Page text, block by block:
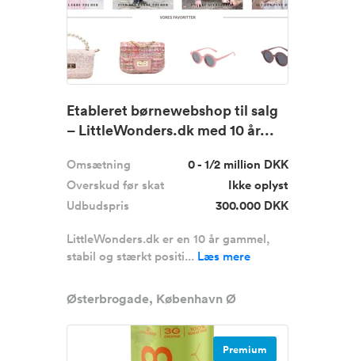
Etableret børnewebshop til salg
– LittleWonders.dk med 10 år...
Omsætning
0 - 1/2 million DKK
Overskud før skat
Ikke oplyst
Udbudspris
300.000 DKK
LittleWonders.dk er en 10 år gammel,
stabil og stærkt positi... Læs mere
Østerbrogade, København Ø
Premium